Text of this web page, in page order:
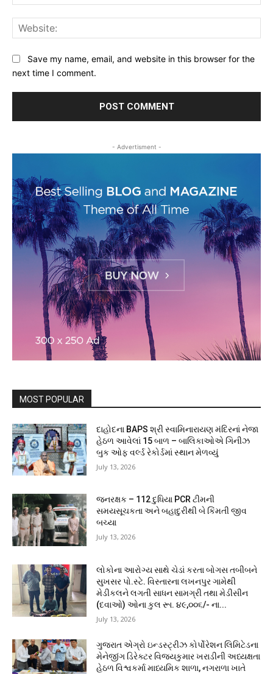
Save my name, email, and website in this browser for the
next time I comment.
- Advertisment -
MOST POPULAR
દાહોદના BAPS શ્રી સ્વામિનારાયણ મંદિરનાં નેજા
હેઠળ આવેલાં 15 બાળ – બાલિકાઓએ ગિનીઝ
બુક ઓફ વર્લ્ડ રેકોર્ડમાં સ્થાન મેળવ્યું
July 13, 2026
જનરક્ષક – 112 દુધિયા PCR ટીમની
સમયસૂચકતા અને બહાદુરીથી બે કિંમતી જીવ
બચ્યા
July 13, 2026
લોકોના આરોગ્ય સાથે ચેડાં કરતા બોગસ તબીબને
સુખસર પો.સ્ટે. વિસ્તારના લખનપુર ગામેથી
મેડીકલને લગતી સાધન સામગ્રી તથા મેડીસીન
(દવાઓ) ઓના કુલ રૂા. ૪૯,૦૦૬/- ના...
July 13, 2026
ગુજરાત એગ્રો ઇન્ડસ્ટ્રીઝ કોર્પોરેશન લિમિટેડના
મેનેજીંગ ડિરેક્ટર વિજયકુમાર ખરાડીની અધ્યક્ષતા
હેઠળ વિશ્વકર્મા માધ્યમિક શાળા, નગરાળા ખાતે